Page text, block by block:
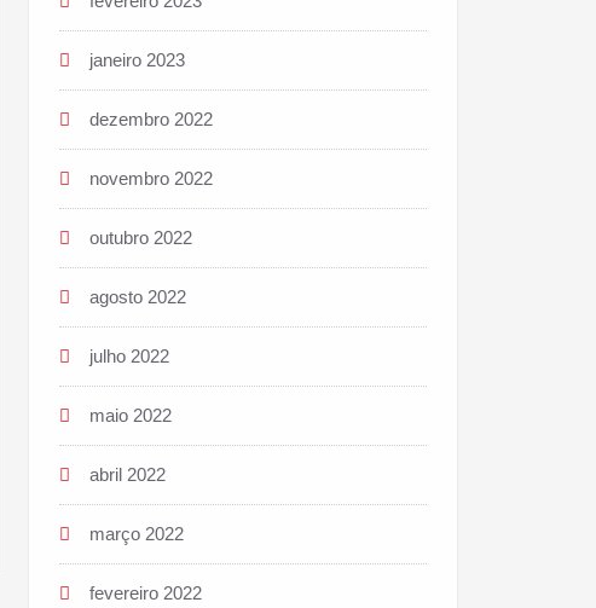
janeiro 2023
dezembro 2022
novembro 2022
outubro 2022
agosto 2022
julho 2022
maio 2022
abril 2022
março 2022
fevereiro 2022